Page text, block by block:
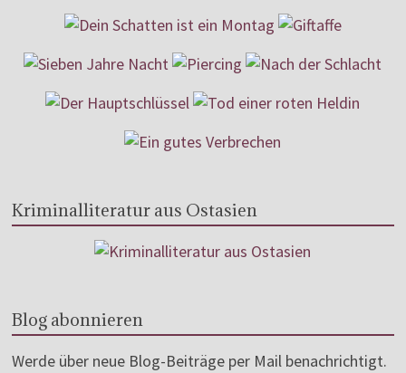
Kriminalliteratur aus Ostasien
Blog abonnieren
Werde über neue Blog-Beiträge per Mail benachrichtigt.